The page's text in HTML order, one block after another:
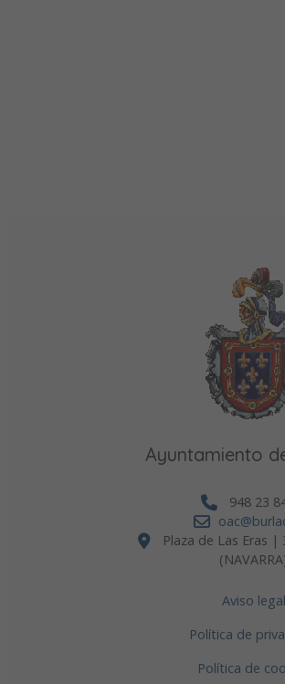
Ayuntamiento
948 23
Plaza de Las Eras |
Aviso legal
Política de
Política de